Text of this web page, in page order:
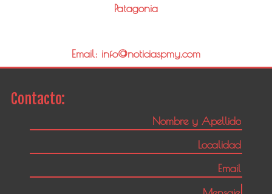
Patagonia
Email: info@noticiaspmy.com
Contacto: